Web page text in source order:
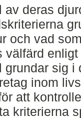
av deras
och vad
välfärd
grundar sig i
inom
att
kriterierna